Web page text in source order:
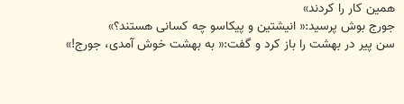
همین کار را کردند»
جورج بوش پرسید:« انیشتین و پیکاسو چه کسانی هستند؟»
سن پیر در بهشت را باز کرد و گفت:« به بهشت خوش آمدی، جورج!»